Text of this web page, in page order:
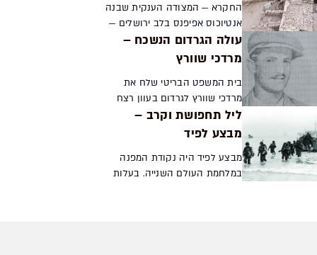
שעתיד להעניק לעם היהודי
אוטונומיה ב...
החקרא — המצודה הענקית שבנה
אנטיוכוס אפיפנס בלב ירושלים —
הטרידה את יהודי העיר במשך
שנים רבות, גם לאחר
והשיגו אוטונומיה. לכן
כשהצליחו...
עולה הגרדום הנשכח –
מרדכי שוורץ
בית המשפט הבריטי שלח את
מרדכי שוורץ לגרדום בעוון רצח
שוטר ערבי. היישוב נלחם להוכחת
חפותו, אך גילוי היומן שכתב בזמן
אחרת תמר הירדני ...
ליל תחפושת וקרב –
מבצע לפיד
מבצע לפיד היה נקודת המפנה
במלחמת העולם השנייה. בעלות